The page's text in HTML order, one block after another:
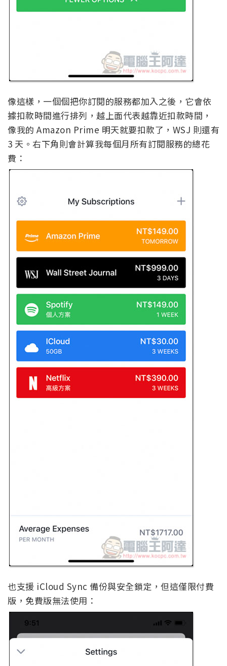
像這樣，一個個把你訂閱的服務都加入之後，它會依
據扣款時間進行排列，越上面代表越靠近扣款時間，
像我的 Amazon Prime 明天就要扣款了，WSJ 則還有
3 天。右下角則會計算我每個月所有訂閱服務的總花
費：
也支援 iCloud Sync 備份與安全鎖定，但這僅限付費
版，免費版無法使用：